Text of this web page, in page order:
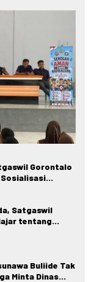
Gorontalo
Satgaswil
tentang
Buliide Tak
Minta Dinas